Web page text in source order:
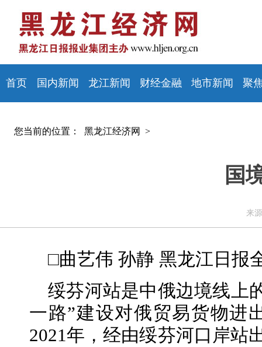
首页 国内新闻 龙江新闻 财经金融 地市新闻 聚
您当前的位置： 黑龙江经济网 >
国
来
□曲艺伟 孙静 黑龙江日报
绥芬河站是中俄边境线上
一路”建设对俄贸易货物进
2021年，经由绥芬河口岸站